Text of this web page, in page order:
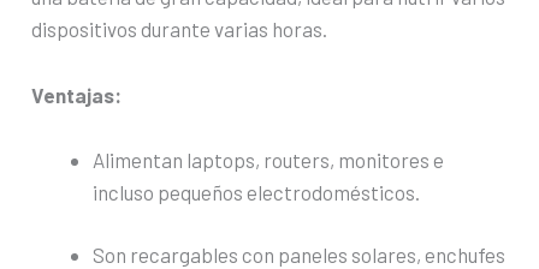
dispositivos durante varias horas.
Ventajas:
Alimentan laptops, routers, monitores e
incluso pequeños electrodomésticos.
Son recargables con paneles solares, enchufes